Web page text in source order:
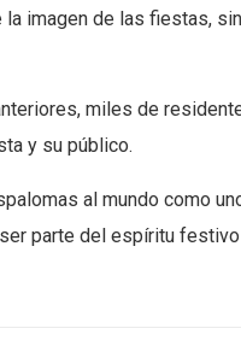
imagen de las fiestas,
miles de
y su público.
al mundo como
parte del espíritu